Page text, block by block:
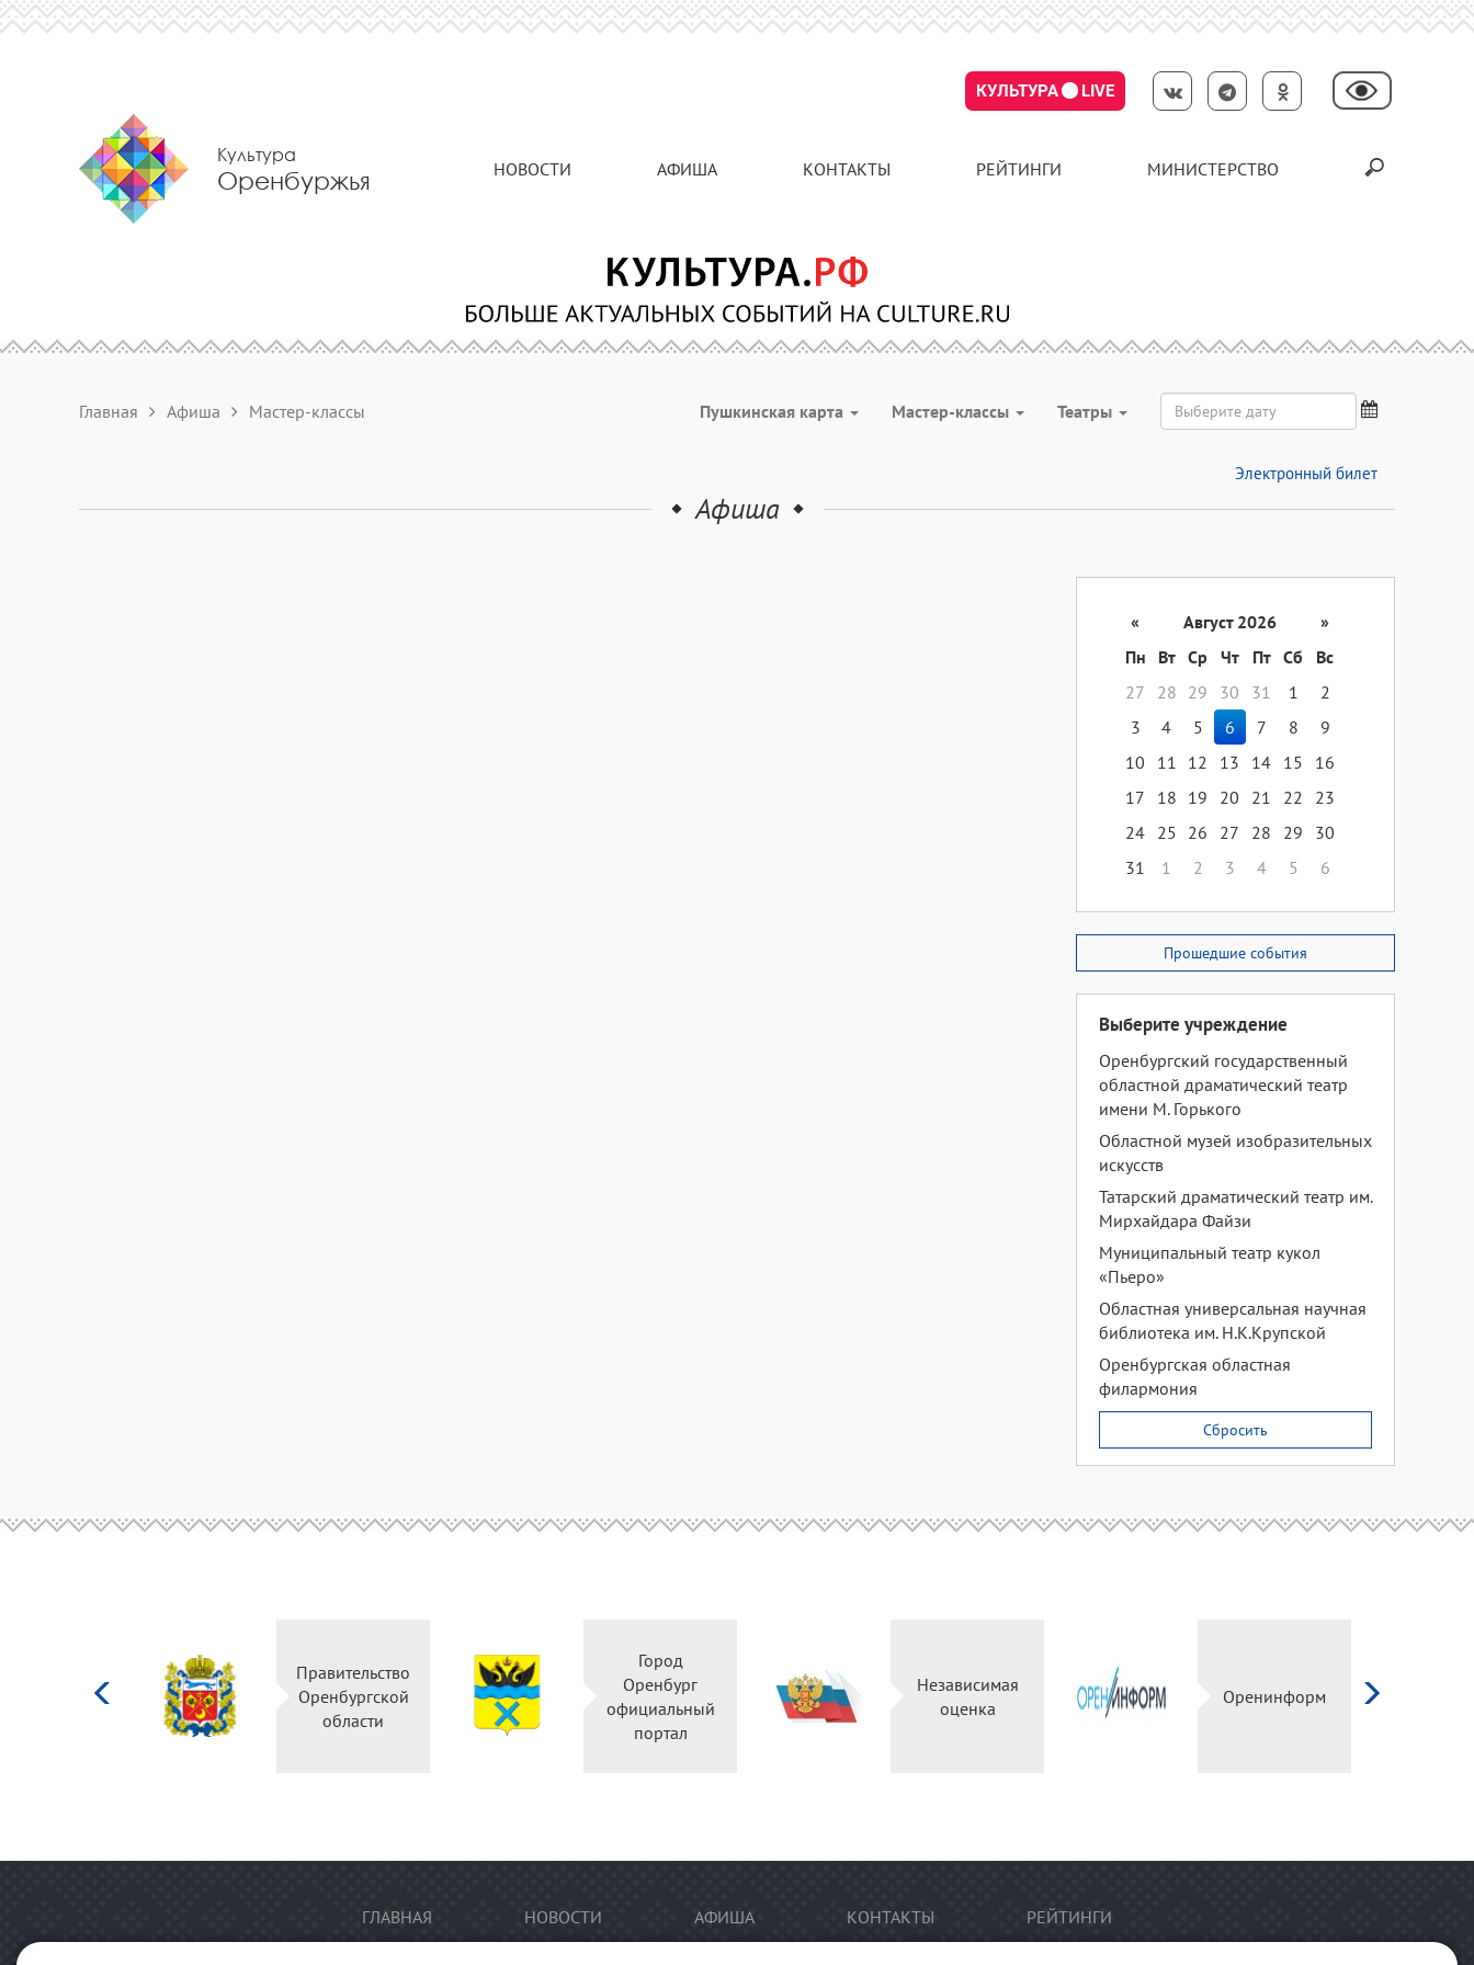
КУЛЬТУРА LIVE
Культура
Оренбуржья НОВОСТИ АФИША КОНТАКТЫ РЕЙТИНГИ МИНИСТЕРСТВО
Главная Афиша Мастер-классы Пушкинская карта Мастер-классы Театры
Электронный билет
Афиша
« Август 2026
»
Пн
Вт Ср Чт Пт Сб
Вс
27
28 29 30 31 1
2
3
4 5 6 7 8
9
10
11 12 13 14 15
16
17
18 19 20 21 22
23
24 25 26 27 28 29
30
31
1 2 3 4 5 6
Прошедшие события
Выберите учреждение
Оренбургский государственный
областной драматический театр
имени М. Горького
Областной музей изобразительных
искусств
Татарский драматический театр им.
Мирхайдара Файзи
Муниципальный театр кукол
«Пьеро»
Областная универсальная научная
библиотека им. Н.К.Крупской
Оренбургская областная
филармония
Сбросить
Правительство
Оренбургской
области
Город
Оренбург
официальный
портал
Независимая
оценка
Оренинформ
ГЛАВНАЯ НОВОСТИ АФИША КОНТАКТЫ РЕЙТИНГИ